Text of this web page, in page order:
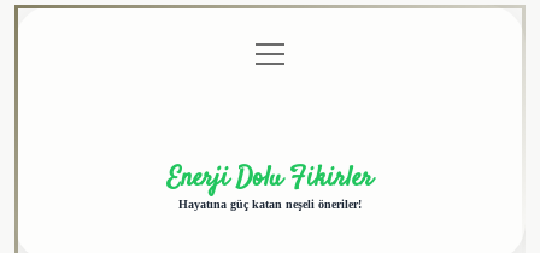
menüyü
aç
Enerji Dolu Fikirler
Hayatına güç katan neşeli öneriler!